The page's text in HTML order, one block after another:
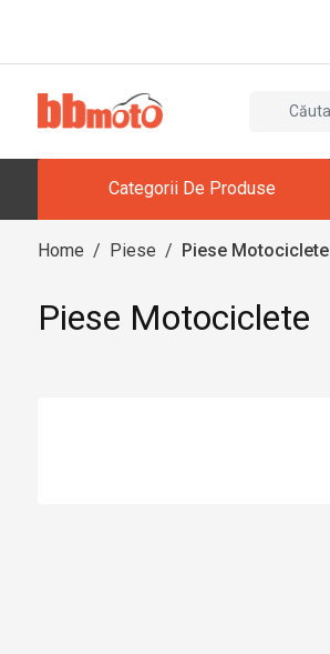
Categorii De Produse
Home / Piese / Piese Motociclete
Piese Motociclete